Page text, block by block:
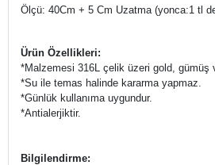
Ölçü: 40Cm + 5 Cm Uzatma (yonca:1 tl
Ürün Özellikleri:
*Malzemesi 316L çelik üzeri gold, gümüş
*Su ile temas halinde kararma yapmaz.
*Günlük kullanıma uygundur.
*Antialerjiktir.
Bilgilendirme: